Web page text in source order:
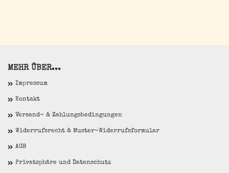
MEHR ÜBER...
Impressum
Kontakt
Versand- & Zahlungsbedingungen
Widerrufsrecht & Muster-Widerrufsformular
AGB
Privatsphäre und Datenschutz